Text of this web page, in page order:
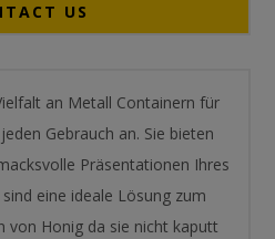
US
an Metall Containern für
Gebrauch an. Sie bieten
Präsentationen Ihres
eine ideale Lösung zum
von Honig da sie nicht kaputt